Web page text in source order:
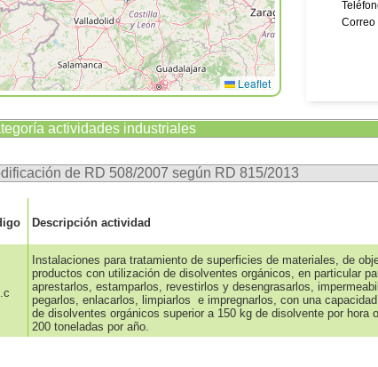
Leaflet
Correo
actividades industriales
de RD 508/2007 según RD 815/2013
Descripción actividad
Instalaciones para tratamiento de superficies de materiales, de
productos con utilización de disolventes orgánicos, en particular
aprestarlos, estamparlos, revestirlos y desengrasarlos,
pegarlos, enlacarlos, limpiarlos e impregnarlos, con una
de disolventes orgánicos superior a 150 kg de disolvente por hora
200 toneladas por año.